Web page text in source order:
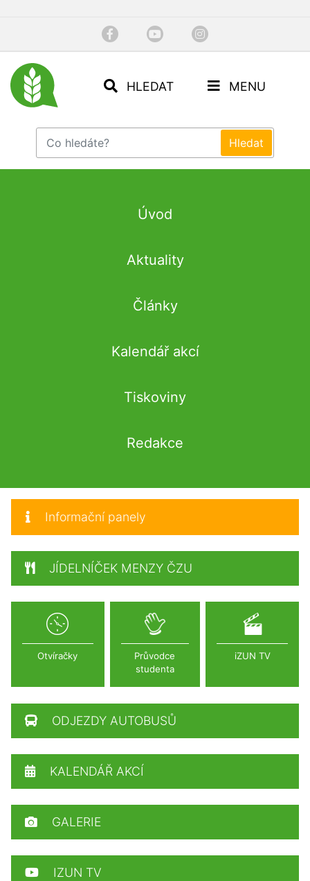
HLEDAT MENU
Úvod
Aktuality
Články
Kalendář akcí
Tiskoviny
Redakce
Informační panely
JÍDELNÍČEK MENZY ČZU
Otvíračky
Průvodce
studenta
iZUN TV
ODJEZDY AUTOBUSŮ
KALENDÁŘ AKCÍ
GALERIE
IZUN TV